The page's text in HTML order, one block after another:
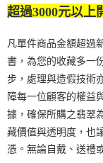
超過3000元以上
凡單件商品金額超過
書，為您的收藏多一
步，處理與造假技術
障每一位顧客的權益
據，確保所購之翡翠
藏價值與透明度，也
憑。無論自戴、送禮